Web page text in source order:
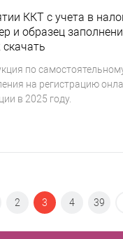
ККТ с учета в
и образец
по
на регистрацию
в 2025 году.
2 3 4 39